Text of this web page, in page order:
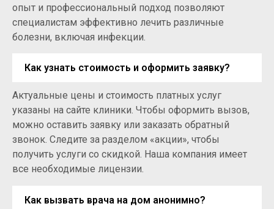
опыт и профессиональный подход позволяют
специалистам эффективно лечить различные
болезни, включая инфекции.
Как узнать стоимость и оформить заявку?
Актуальные цены и стоимость платных услуг
указаны на сайте клиники. Чтобы оформить вызов,
можно оставить заявку или заказать обратный
звонок. Следите за разделом «акции», чтобы
получить услуги со скидкой. Наша компания имеет
все необходимые лицензии.
Как вызвать врача на дом анонимно?